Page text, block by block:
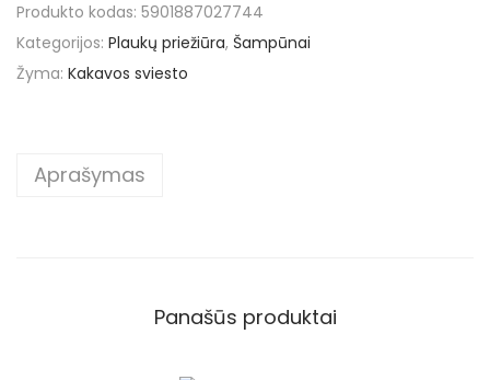
Produkto kodas: 5901887027744
Kategorijos: Plaukų priežiūra, Šampūnai
Žyma: Kakavos sviesto
Aprašymas
Panašūs produktai